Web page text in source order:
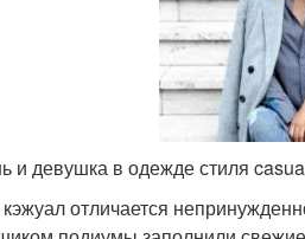
и девушка в одежде стиля
отличается